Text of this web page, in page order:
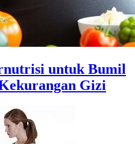
untuk Bumil
Gizi